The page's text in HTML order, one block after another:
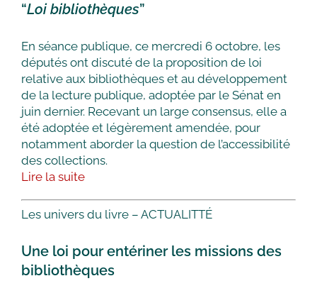
“Loi bibliothèques”
En séance publique, ce mercredi 6 octobre, les
députés ont discuté de la proposition de loi
relative aux bibliothèques et au développement
de la lecture publique, adoptée par le Sénat en
juin dernier. Recevant un large consensus, elle a
été adoptée et légèrement amendée, pour
notamment aborder la question de l’accessibilité
des collections.
Lire la suite
Les univers du livre – ACTUALITTÉ
Une loi pour entériner les missions des
bibliothèques